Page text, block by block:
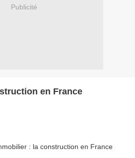
Publicité
en France